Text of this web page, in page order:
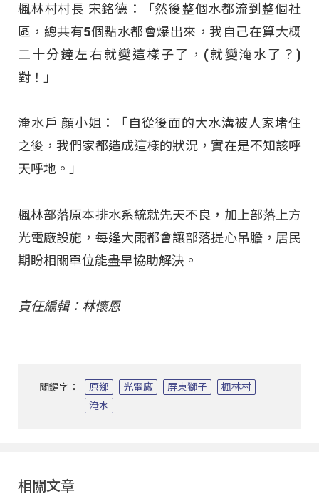
楓林村村長 宋銘德：「然後整個水都流到整個社
區，總共有5個點水都會爆出來，我自己在算大概
二十分鐘左右就變這樣子了，(就變淹水了？)
對！」
淹水戶 顏小姐：「自從後面的大水溝被人家堵住
之後，我們家都造成這樣的狀況，實在是不知該呼
天呼地。」
楓林部落原本排水系統就先天不良，加上部落上方
光電廠設施，每逢大雨都會讓部落提心吊膽，居民
期盼相關單位能盡早協助解決。
責任編輯：林懷恩
關鍵字： 原鄉 光電廠 屏東獅子
楓林村
淹水
相關文章